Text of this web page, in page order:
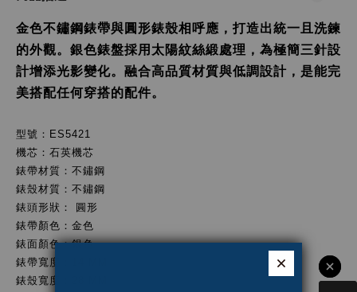
金色不鏽鋼錶帶與圓形錶殼相呼應，打造出統一且洗鍊
的外觀。銀色錶盤採用太陽紋絲緞處理，為極簡三針設
計增添光影變化。融合高品質材質與低調設計，是能完
美搭配任何穿搭的配件。
型號：ES5421
機芯：石英機芯
錶帶材質：不鏽鋼
錶殼材質：不鏽鋼
錶頭形狀： 圓形
錶帶顏色：金色
錶面顏色：銀色
錶帶寬度：14 MM
錶殼寬度：28 MM